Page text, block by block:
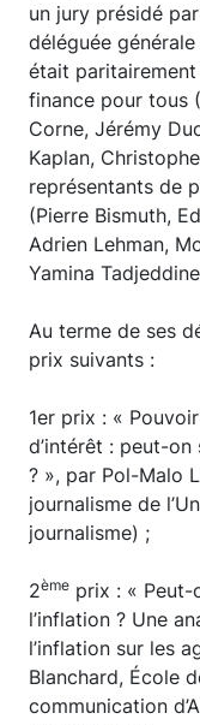
un jury présidé
déléguée
était
finance pour tous
Corne, Jérémy
Kaplan,
représentants de
(Pierre Bismuth,
Adrien Lehman,
Yamina
Au terme de ses
prix suivants :
1er prix : «
d’intérêt : peut-
? », par Pol-Malo
journalisme de
journalisme) ;
2ème prix : «
l’inflation ? Une
l’inflation sur les
Blanchard, École
communication